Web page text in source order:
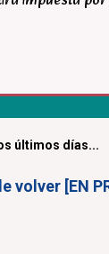
últimos días...
[EN